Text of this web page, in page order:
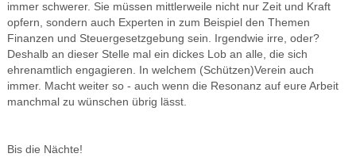
immer schwerer. Sie müssen mittlerweile nicht nur Zeit und Kraft
opfern, sondern auch Experten in zum Beispiel den Themen
Finanzen und Steuergesetzgebung sein. Irgendwie irre, oder?
Deshalb an dieser Stelle mal ein dickes Lob an alle, die sich
ehrenamtlich engagieren. In welchem (Schützen)Verein auch
immer. Macht weiter so - auch wenn die Resonanz auf eure Arbeit
manchmal zu wünschen übrig lässt.
Bis die Nächte!